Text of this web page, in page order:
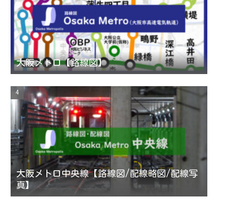
大阪メトロ【路線図】
大阪メトロ中央線【路線図/配線略図/配線写
真】